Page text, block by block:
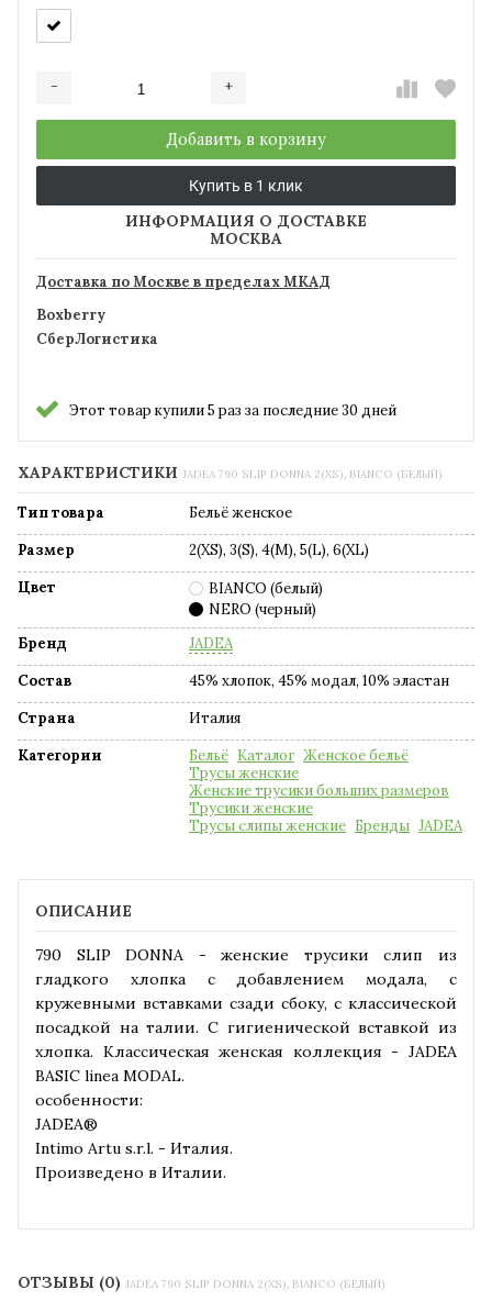
- +
Добавить в корзину
Купить в 1 клик
ИНФОРМАЦИЯ О ДОСТАВКЕ
МОСКВА
Доставка по Москве в пределах МКАД
Boxberry
СберЛогистика
Этот товар купили 5 раз за последние 30 дней
ХАРАКТЕРИСТИКИ JADEA 790 SLIP DONNA 2(XS), BIANCO (БЕЛЫЙ)
Тип товара
Бельё женское
Размер
2(XS), 3(S), 4(M), 5(L), 6(XL)
Цвет
BIANCO (белый)
NERO (черный)
Бренд
JADEA
Состав
45% хлопок, 45% модал, 10% эластан
Страна
Италия
Категории
Бельё Каталог Женское бельё
Трусы женские
Женские трусики больших размеров
Трусики женские
Трусы слипы женские Бренды JADEA
ОПИСАНИЕ
790 SLIP DONNA - женские трусики слип из
гладкого хлопка с добавлением модала, с
кружевными вставками сзади сбоку, с классической
посадкой на талии. С гигиенической вставкой из
хлопка. Классическая женская коллекция - JADEA
BASIC linea MODAL.
особенности:
JADEA®
Intimo Artu s.r.l. - Италия.
Произведено в Италии.
ОТЗЫВЫ (0) JADEA 790 SLIP DONNA 2(XS), BIANCO (БЕЛЫЙ)